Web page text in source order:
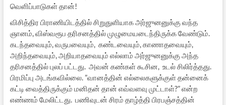
வெளிப்பாடுகள் தான்!
விசித்திர பிராணியிடத்தில் சிறுதுளியாக அர்ஜுனனுக்கு வந்த
ஞானம், விஸ்வரூப தரிசனத்தில் முழுமையடைந்திருக்க வேண்டும்.
கடந்தவையும், வருபவையும், கண்டவையும், காணாதவையும்,
அறிந்தவையும், அறியாதவையும் எல்லாம் அர்ஜுனனுக்கு அந்த
தரிசனத்தில் புலப் பட்டது. அவன் கண்கள் கூசின, உடல் சிலிர்த்தது.
பிரமிப்பு அடங்கவில்லை. ”வானத்தின் எல்லைகளுக்குள் தன்னைக்
கட்டி வைத்திருக்கும் மனிதன் தான் எவ்வளவு முட்டாள்?” என்ற
எண்ணம் மேலிட்டது. பணிவுடன் சிரம் தாழ்த்தி பிரபஞ்சத்தின்